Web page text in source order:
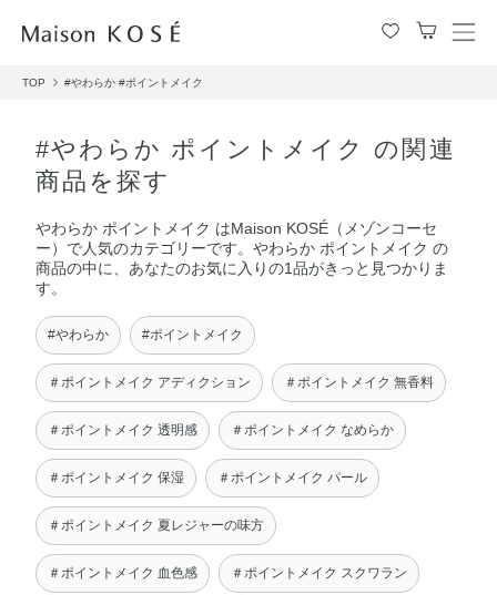
メ
TOP #やわらか #ポイントメイク
#やわらか ポイントメイク の関連
商品を探す
やわらか ポイントメイク はMaison KOSÉ（メゾンコーセ
ー）で人気のカテゴリーです。やわらか ポイントメイク の
商品の中に、あなたのお気に入りの1品がきっと見つかりま
す。
#やわらか #ポイントメイク
＃ポイントメイク アディクション ＃ポイントメイク 無香料
＃ポイントメイク 透明感 ＃ポイントメイク なめらか
＃ポイントメイク 保湿 ＃ポイントメイク パール
＃ポイントメイク 夏レジャーの味方
＃ポイントメイク 血色感 ＃ポイントメイク スクワラン